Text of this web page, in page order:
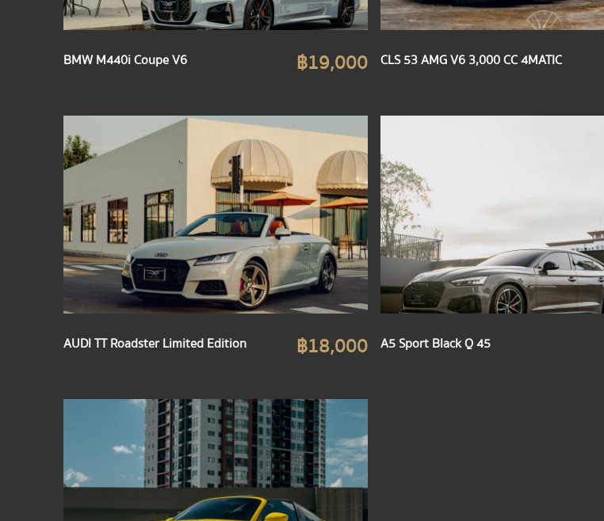
BMW M440i Coupe V6 ฿19,000 CLS 53 AMG V6 3,000 CC 4MATIC
AUDI TT Roadster Limited Edition ฿18,000 A5 Sport Black Q 45